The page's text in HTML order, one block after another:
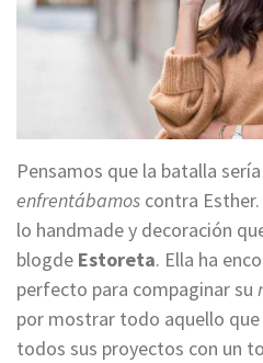
Pensamos que la batalla
enfrentábamos contra
lo handmade y decoración
blogde Estoreta. Ella ha
perfecto para compaginar su
por mostrar todo aquello
todos sus proyectos con un